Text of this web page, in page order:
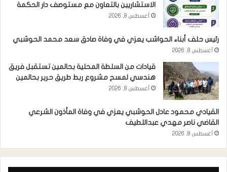
الاستشاريين بالتعاون مع مستوصف دار الحكمة
أغسطس 8, 2026
رئيس حلف أبناء الحواشب يعزي في وفاة صادق سعد محمد الحوشبي
أغسطس 8, 2026
قيادات من السلطة المحلية بحالمين تستقبل فريق
هندسي لمسح مشروع ربط طريق حرير بحالمين
أغسطس 8, 2026
القيادي محمود عادل الحوشبي يعزي في وفاة المأذون الشرعي
القاضي ناصر مهدي عبداللطيف
أغسطس 8, 2026